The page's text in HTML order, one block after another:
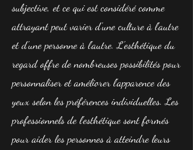
subjective, et ce qui est considéré comme
attrayant peut varier d'une culture à l'autre
et d'une personne à l'autre. L'esthétique du
regard offre de nombreuses possibilités pour
personnaliser et améliorer l'apparence des
yeux selon les préférences individuelles. Les
professionnels de l'esthétique sont formés
pour aider les personnes à atteindre leurs